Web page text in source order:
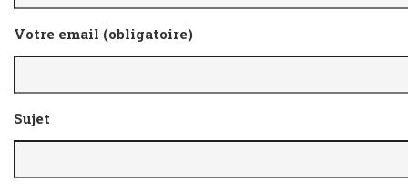
Votre email (obligatoire)
Sujet